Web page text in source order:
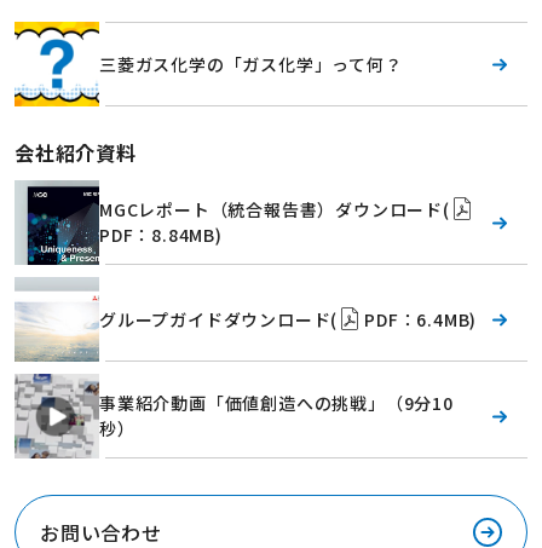
三菱ガス化学の「ガス化学」って何？
会社紹介資料
MGCレポート（統合報告書）ダウンロード(
PDF：8.84MB)
グループガイドダウンロード( PDF：6.4MB)
事業紹介動画「価値創造への挑戦」（9分10
秒）
お問い合わせ